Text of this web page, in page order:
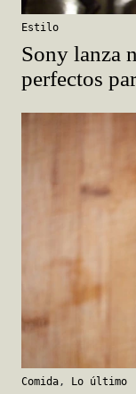
Estilo
Sony lanza
perfectos
Comida, Lo último